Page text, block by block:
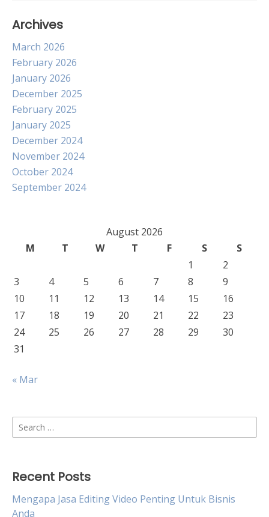
Archives
March 2026
February 2026
January 2026
December 2025
February 2025
January 2025
December 2024
November 2024
October 2024
September 2024
August 2026
M
T W T F S
S
1
2
3
4 5 6 7 8
9
10
11 12 13 14 15
16
17
18 19 20 21 22
23
24
25 26 27 28 29
30
31
« Mar
Search
for:
Recent Posts
Mengapa Jasa Editing Video Penting Untuk Bisnis
Anda